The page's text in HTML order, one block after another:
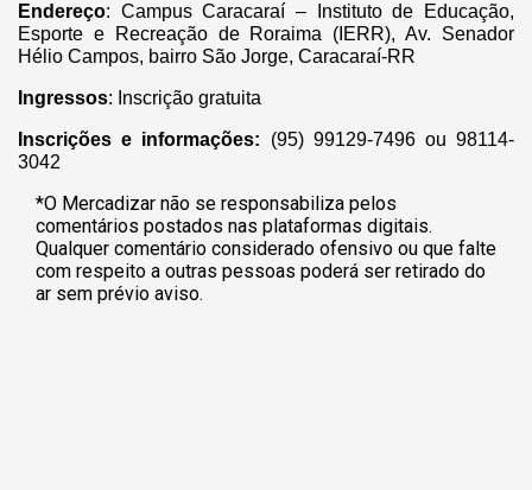
Endereço: Campus Caracaraí – Instituto de Educação,
Esporte e Recreação de Roraima (IERR), Av. Senador
Hélio Campos, bairro São Jorge, Caracaraí-RR
Ingressos: Inscrição gratuita
Inscrições e informações: (95) 99129-7496 ou 98114-
3042
*O Mercadizar não se responsabiliza pelos
comentários postados nas plataformas digitais.
Qualquer comentário considerado ofensivo ou que falte
com respeito a outras pessoas poderá ser retirado do
ar sem prévio aviso.